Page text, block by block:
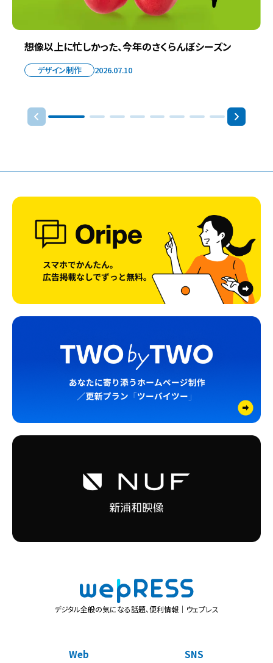
想像以上に忙しかった、今年のさくらんぼシーズン
デザイン制作 2026.07.10
デジタル全般の気になる話題、便利情報｜ウェプレス
Web SNS